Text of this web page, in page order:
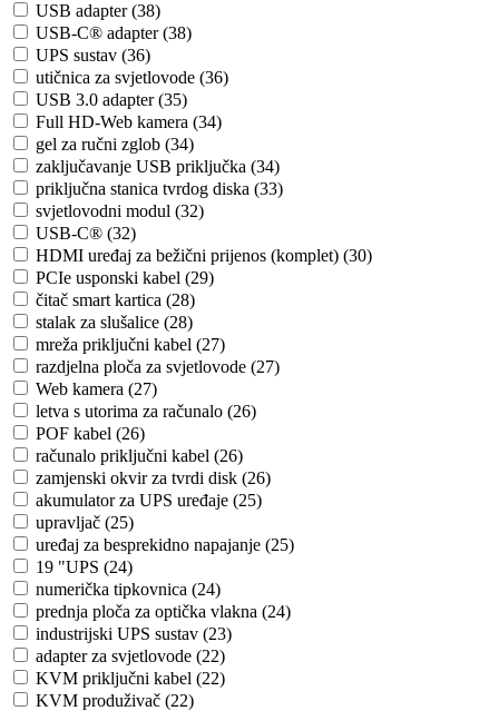
USB adapter (38)
USB-C® adapter (38)
UPS sustav (36)
utičnica za svjetlovode (36)
USB 3.0 adapter (35)
Full HD-Web kamera (34)
gel za ručni zglob (34)
zaključavanje USB priključka (34)
priključna stanica tvrdog diska (33)
svjetlovodni modul (32)
USB-C® (32)
HDMI uređaj za bežični prijenos (komplet) (30)
PCIe usponski kabel (29)
čitač smart kartica (28)
stalak za slušalice (28)
mreža priključni kabel (27)
razdjelna ploča za svjetlovode (27)
Web kamera (27)
letva s utorima za računalo (26)
POF kabel (26)
računalo priključni kabel (26)
zamjenski okvir za tvrdi disk (26)
akumulator za UPS uređaje (25)
upravljač (25)
uređaj za besprekidno napajanje (25)
19 "UPS (24)
numerička tipkovnica (24)
prednja ploča za optička vlakna (24)
industrijski UPS sustav (23)
adapter za svjetlovode (22)
KVM priključni kabel (22)
KVM produživač (22)